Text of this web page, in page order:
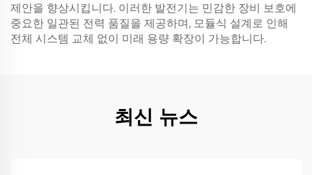
제안을 향상시킵니다. 이러한 발전기는 민감한 장비 보호에
중요한 일관된 전력 품질을 제공하며, 모듈식 설계로 인해
전체 시스템 교체 없이 미래 용량 확장이 가능합니다.
최신 뉴스